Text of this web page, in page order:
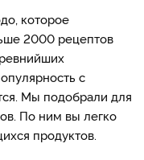
которое
2000 рецептов
с
Мы подобрали для
По ним вы легко
продуктов.